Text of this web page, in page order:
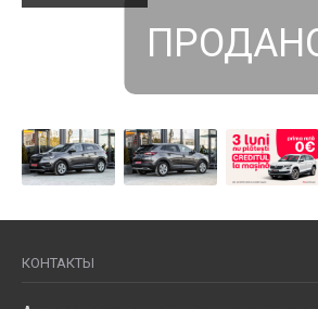
КОНТАКТЫ